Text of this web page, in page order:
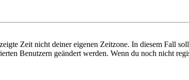
Zeit nicht deiner eigenen Zeitzone. In diesem Fall
Benutzern geändert werden. Wenn du noch nicht